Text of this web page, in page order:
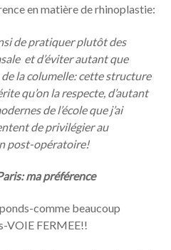
en matière de rhinoplastie:
de pratiquer plutôt des
et d’éviter autant que
la columelle: cette structure
qu’on la respecte, d’autant
de l’école que j’ai
de privilégier au
post-opératoire!
ma préférence
comme beaucoup
VOIE FERMEE!!